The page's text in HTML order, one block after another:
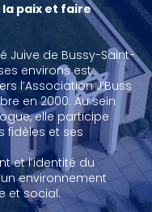
paix et faire
Juive de Bussy-Saint-
environs est
l’Association J’Buss
en 2000. Au sein
elle participe
fidèles et ses
et l’identité du
environnement
et social.